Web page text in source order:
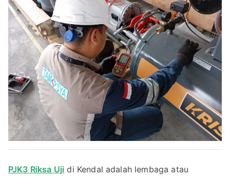
PJK3 Riksa Uji di Kendal adalah lembaga atau